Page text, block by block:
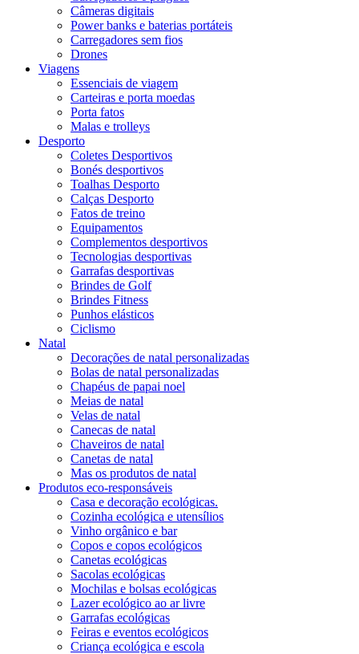
Câmeras digitais
Power banks e baterias portáteis
Carregadores sem fios
Drones
Viagens
Essenciais de viagem
Carteiras e porta moedas
Porta fatos
Malas e trolleys
Desporto
Coletes Desportivos
Bonés desportivos
Toalhas Desporto
Calças Desporto
Fatos de treino
Equipamentos
Complementos desportivos
Tecnologias desportivas
Garrafas desportivas
Brindes de Golf
Brindes Fitness
Punhos elásticos
Ciclismo
Natal
Decorações de natal personalizadas
Bolas de natal personalizadas
Chapéus de papai noel
Meias de natal
Velas de natal
Canecas de natal
Chaveiros de natal
Canetas de natal
Mas os produtos de natal
Produtos eco-responsáveis
Casa e decoração ecológicas.
Cozinha ecológica e utensílios
Vinho orgânico e bar
Copos e copos ecológicos
Canetas ecológicas
Sacolas ecológicas
Mochilas e bolsas ecológicas
Lazer ecológico ao ar livre
Garrafas ecológicas
Feiras e eventos ecológicos
Criança ecológica e escola